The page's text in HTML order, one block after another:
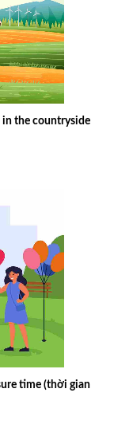
in the countryside
time (thời gian